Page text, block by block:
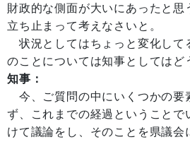
財政的な側面が大いにあったと思
立ち止まって考えなさいと。
状況としてはちょっと変化して
のことについては知事としてはど
知事：
今、ご質問の中にいくつかの要
ず、これまでの経過ということで
けて議論をし、そのことを県議会